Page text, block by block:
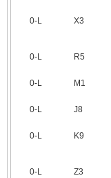
0‑L
X3
0‑L
R5
0‑L
M1
0‑L
J8
0‑L
K9
0‑L
Z3